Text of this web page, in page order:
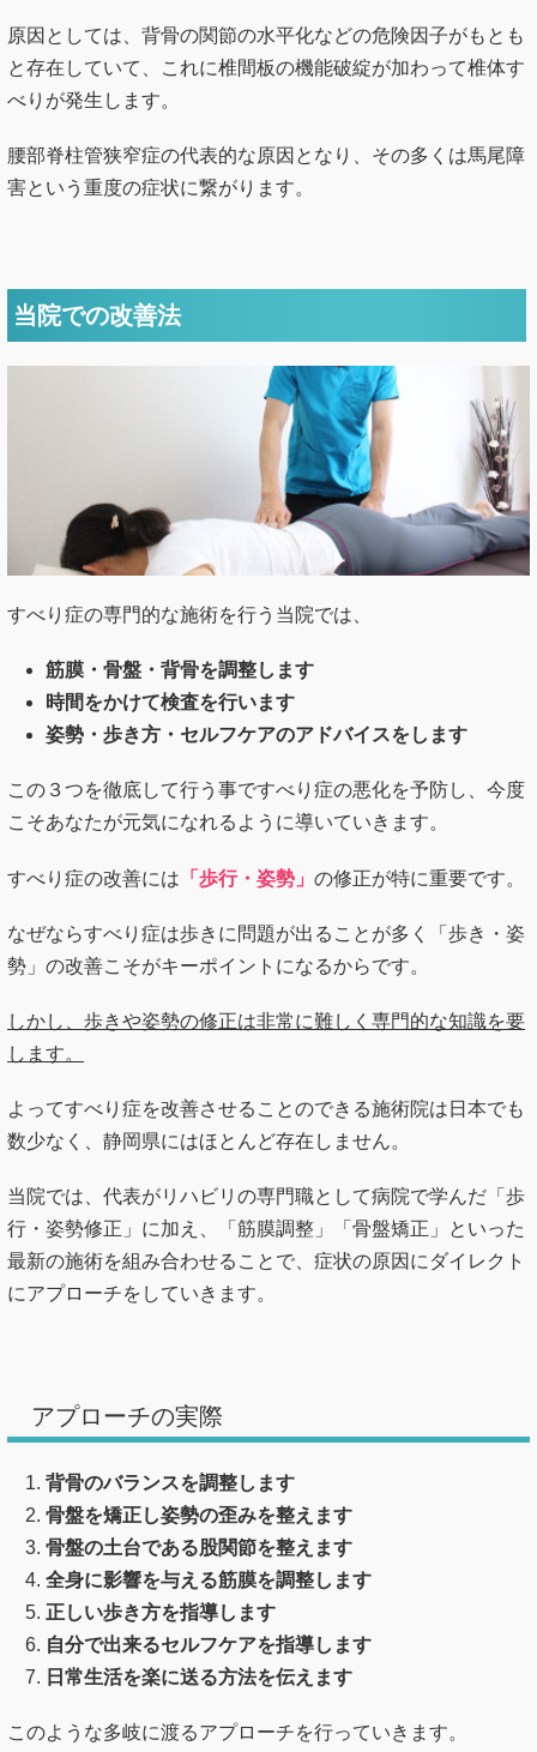
原因としては、背骨の関節の水平化などの危険因子がもとも
と存在していて、これに椎間板の機能破綻が加わって椎体す
べりが発生します。
腰部脊柱管狭窄症の代表的な原因となり、その多くは馬尾障
害という重度の症状に繋がります。
当院での改善法
すべり症の専門的な施術を行う当院では、
筋膜・骨盤・背骨を調整します
時間をかけて検査を行います
姿勢・歩き方・セルフケアのアドバイスをします
この３つを徹底して行う事ですべり症の悪化を予防し、今度
こそあなたが元気になれるように導いていきます。
すべり症の改善には 「歩行・姿勢」 の修正が特に重要です。
なぜならすべり症は歩きに問題が出ることが多く「歩き・姿
勢」の改善こそがキーポイントになるからです。
しかし、歩きや姿勢の修正は非常に難しく専門的な知識を要
します。
よってすべり症を改善させることのできる施術院は日本でも
数少なく、静岡県にはほとんど存在しません。
当院では、代表がリハビリの専門職として病院で学んだ「歩
行・姿勢修正」に加え、「筋膜調整」「骨盤矯正」といった
最新の施術を組み合わせることで、症状の原因にダイレクト
にアプローチをしていきます。
アプローチの実際
背骨のバランスを調整します
骨盤を矯正し姿勢の歪みを整えます
骨盤の土台である股関節を整えます
全身に影響を与える筋膜を調整します
正しい歩き方を指導します
自分で出来るセルフケアを指導します
日常生活を楽に送る方法を伝えます
このような多岐に渡るアプローチを行っていきます。